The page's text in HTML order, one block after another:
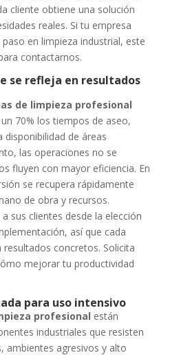
cliente obtiene una solución
reales. Si tu empresa
en limpieza industrial, este
contactarnos.
se refleja en resultados
de limpieza profesional
70% los tiempos de aseo,
disponibilidad de áreas
las operaciones no se
fluyen con mayor eficiencia. En
se recupera rápidamente
de obra y recursos.
sus clientes desde la elección
así que cada
concretos. Solicita
mejorar tu productividad
para uso intensivo
profesional están
industriales que resisten
ambientes agresivos y alto